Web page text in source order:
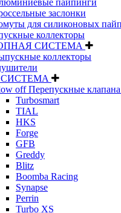
пайпинги
заслонки
для силиконовых
коллекторы
СИСТЕМА
коллекторы
СИСТЕМА
off Перепускные клапана
Turbosmart
TIAL
HKS
Forge
GFB
Greddy
Blitz
Boomba Racing
Synapse
Perrin
Turbo XS